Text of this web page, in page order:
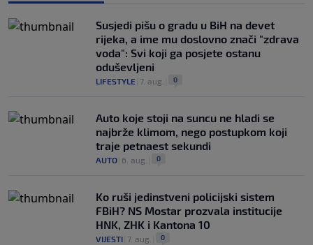
Susjedi pišu o gradu u BiH na devet
rijeka, a ime mu doslovno znači "zdrava
voda": Svi koji ga posjete ostanu
oduševljeni
LIFESTYLE 7. aug. 0
Auto koje stoji na suncu ne hladi se
najbrže klimom, nego postupkom koji
traje petnaest sekundi
AUTO 6. aug. 0
Ko ruši jedinstveni policijski sistem
FBiH? NS Mostar prozvala institucije
HNK, ZHK i Kantona 10
VIJESTI 7. aug. 0